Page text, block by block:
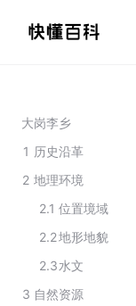
大岗李乡
1 历史沿革
2 地理环境
2.1 位置境域
2.2地形地貌
2.3水文
3 自然资源